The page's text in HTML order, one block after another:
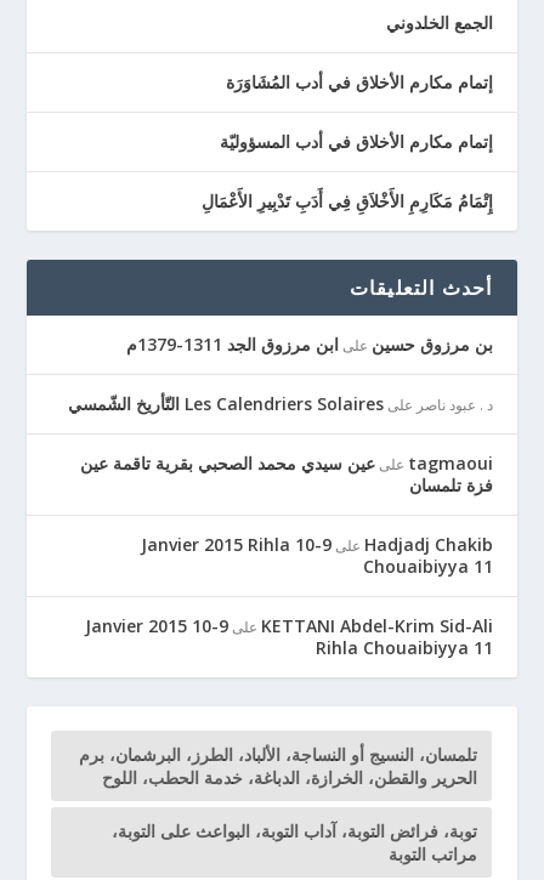
الجمع الخلدوني
إتمام مكارم الأخلاق في أدب المُشَاوَرَة
إتمام مكارم الأخلاق في أدب المسؤوليّة
إِتْمَامُ مَكَارِمِ الأَخْلاَقِ فِي أَدَبِ تَدْبِيرِ الأَعْمَالِ
أحدث التعليقات
بن مرزوق حسين على ابن مرزوق الجد 1311-1379م
د . عبود ناصر علىLes Calendriers Solaires التّأريخ الشّمسي
tagmaoui علىعين سيدي محمد الصحبي بقرية تاقمة عين
فزة تلمسان
Hadjadj Chakib على
9-10 Janvier 2015 Rihla
Chouaibiyya 11
KETTANI Abdel-Krim Sid-Ali على
9-10 Janvier 2015
Rihla Chouaibiyya 11
تلمسان، النسيج أو النساجة، الألباد، الطرز، البرشمان، برم
الحرير والقطن، الخرازة، الدباغة، خدمة الحطب، اللوح
توبة، فرائض التوبة، آداب التوبة، البواعث على التوبة،
مراتب التوبة